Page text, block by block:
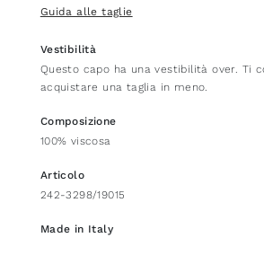
Guida alle taglie
Vestibilità
Questo capo ha una vestibilità over. Ti
acquistare una taglia in meno.
Composizione
100% viscosa
Articolo
242-3298/19015
Made in Italy